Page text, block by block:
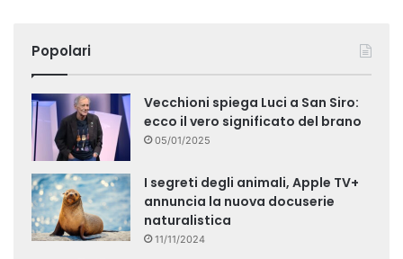
Popolari
Vecchioni spiega Luci a San Siro:
ecco il vero significato del brano
05/01/2025
I segreti degli animali, Apple TV+
annuncia la nuova docuserie
naturalistica
11/11/2024